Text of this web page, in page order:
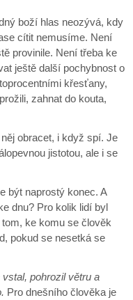
boží hlas neozývá, kdy
cítit nemusíme. Není
provinile. Není třeba ke
ještě další pochybnost o
křesťany,
zahnat do kouta,
obracet, i když spí. Je
jistotou, ale i se
být naprostý konec. A
dnu? Pro kolik lidí byl
ke komu se člověk
pokud se nesetká se
vstal, pohrozil větru a
Pro dnešního člověka je